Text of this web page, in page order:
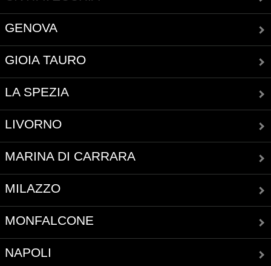
GENOVA
GIOIA TAURO
LA SPEZIA
LIVORNO
MARINA DI CARRARA
MILAZZO
MONFALCONE
NAPOLI